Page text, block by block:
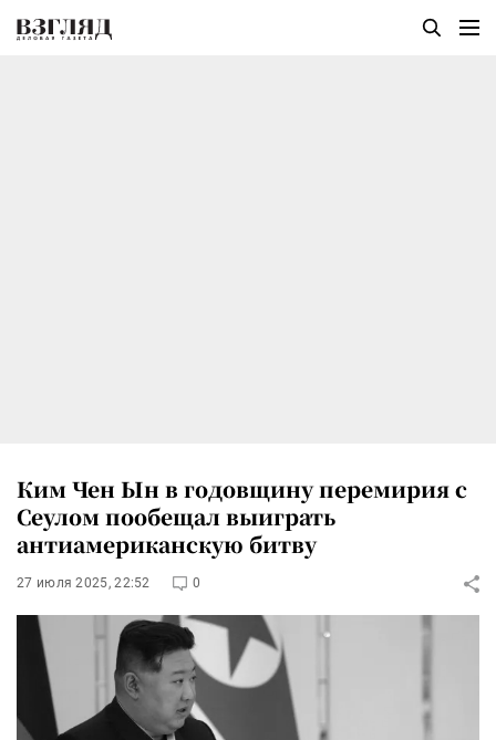
Ким Чен Ын в годовщину перемирия с
Сеулом пообещал выиграть
антиамериканскую битву
27 июля 2025, 22:52 0